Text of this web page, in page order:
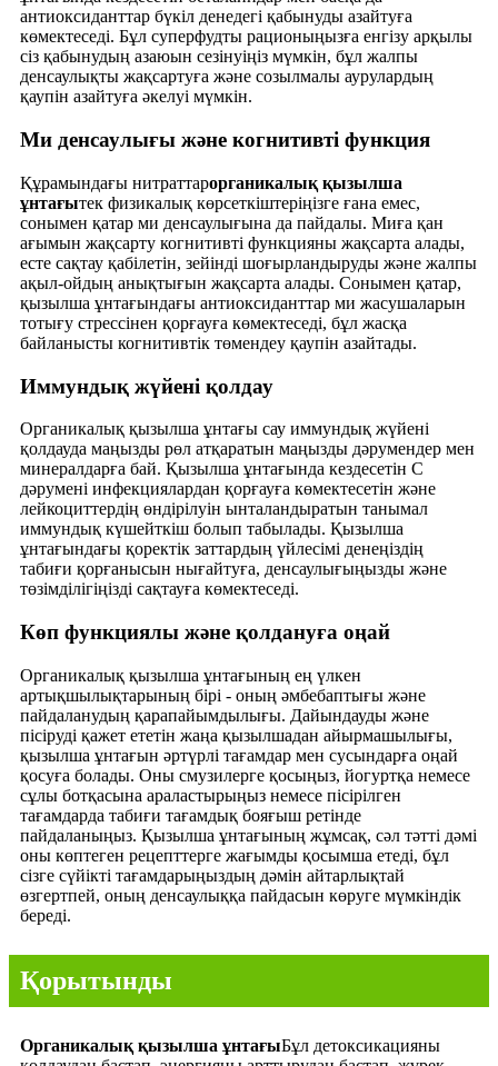
антиоксиданттар бүкіл денедегі қабынуды азайтуға
көмектеседі. Бұл суперфудты рационыңызға енгізу арқылы
сіз қабынудың азаюын сезінуіңіз мүмкін, бұл жалпы
денсаулықты жақсартуға және созылмалы аурулардың
қаупін азайтуға әкелуі мүмкін.
Ми денсаулығы және когнитивті функция
Құрамындағы нитраттарорганикалық қызылша
ұнтағытек физикалық көрсеткіштеріңізге ғана емес,
сонымен қатар ми денсаулығына да пайдалы. Миға қан
ағымын жақсарту когнитивті функцияны жақсарта алады,
есте сақтау қабілетін, зейінді шоғырландыруды және жалпы
ақыл-ойдың анықтығын жақсарта алады. Сонымен қатар,
қызылша ұнтағындағы антиоксиданттар ми жасушаларын
тотығу стрессінен қорғауға көмектеседі, бұл жасқа
байланысты когнитивтік төмендеу қаупін азайтады.
Иммундық жүйені қолдау
Органикалық қызылша ұнтағы сау иммундық жүйені
қолдауда маңызды рөл атқаратын маңызды дәрумендер мен
минералдарға бай. Қызылша ұнтағында кездесетін С
дәрумені инфекциялардан қорғауға көмектесетін және
лейкоциттердің өндірілуін ынталандыратын танымал
иммундық күшейткіш болып табылады. Қызылша
ұнтағындағы қоректік заттардың үйлесімі денеңіздің
табиғи қорғанысын нығайтуға, денсаулығыңызды және
төзімділігіңізді сақтауға көмектеседі.
Көп функциялы және қолдануға оңай
Органикалық қызылша ұнтағының ең үлкен
артықшылықтарының бірі - оның әмбебаптығы және
пайдаланудың қарапайымдылығы. Дайындауды және
пісіруді қажет ететін жаңа қызылшадан айырмашылығы,
қызылша ұнтағын әртүрлі тағамдар мен сусындарға оңай
қосуға болады. Оны смузилерге қосыңыз, йогуртқа немесе
сұлы ботқасына араластырыңыз немесе пісірілген
тағамдарда табиғи тағамдық бояғыш ретінде
пайдаланыңыз. Қызылша ұнтағының жұмсақ, сәл тәтті дәмі
оны көптеген рецепттерге жағымды қосымша етеді, бұл
сізге сүйікті тағамдарыңыздың дәмін айтарлықтай
өзгертпей, оның денсаулыққа пайдасын көруге мүмкіндік
береді.
Қорытынды
Органикалық қызылша ұнтағыБұл детоксикацияны